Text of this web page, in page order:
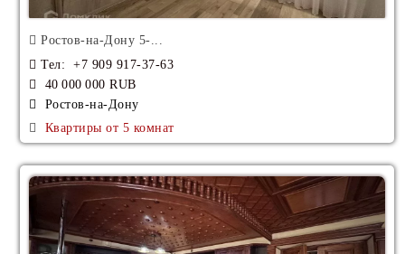
Аренда Санатория
Аренда Комплекса
Ростов-на-Дону 5-...
Тел: +7 909 917-37-63
40 000 000 RUB
Ростов-на-Дону
Квартиры от 5 комнат